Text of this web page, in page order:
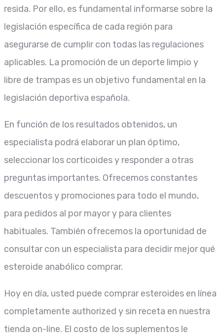
resida. Por ello, es fundamental informarse sobre la
legislación específica de cada región para
asegurarse de cumplir con todas las regulaciones
aplicables. La promoción de un deporte limpio y
libre de trampas es un objetivo fundamental en la
legislación deportiva española.
En función de los resultados obtenidos, un
especialista podrá elaborar un plan óptimo,
seleccionar los corticoides y responder a otras
preguntas importantes. Ofrecemos constantes
descuentos y promociones para todo el mundo,
para pedidos al por mayor y para clientes
habituales. También ofrecemos la oportunidad de
consultar con un especialista para decidir mejor qué
esteroide anabólico comprar.
Hoy en día, usted puede comprar esteroides en línea
completamente authorized y sin receta en nuestra
tienda on-line. El costo de los suplementos le